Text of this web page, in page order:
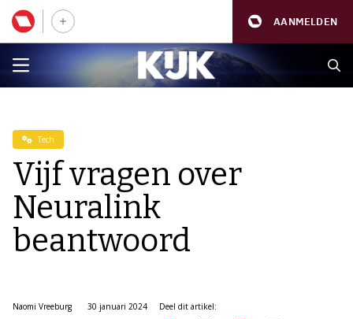
AANMELDEN
Tech
Vijf vragen over
Neuralink
beantwoord
Naomi Vreeburg
30 januari 2024
Deel dit artikel: